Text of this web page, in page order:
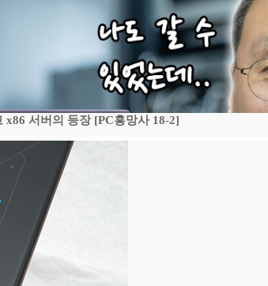
서버의 등장 [PC흥망사 18-2]